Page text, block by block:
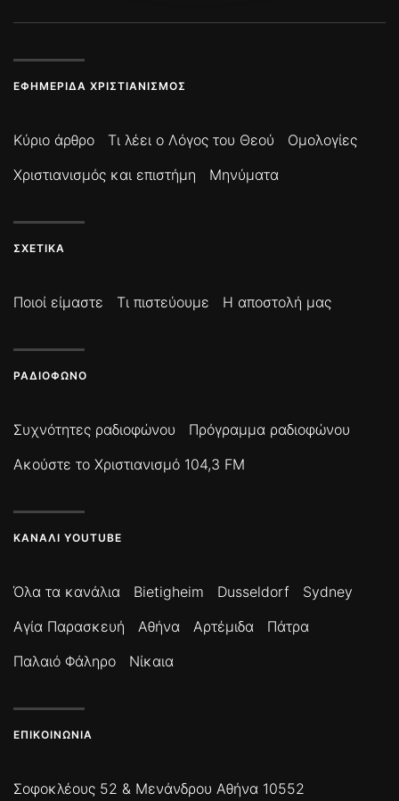
ΕΦΗΜΕΡΊΔΑ ΧΡΙΣΤΙΑΝΙΣΜΌΣ
Κύριο άρθρο Τι λέει ο Λόγος του Θεού
Ομολογίες
Χριστιανισμός και επιστήμη
Μηνύματα
ΣΧΕΤΙΚΆ
Ποιοί είμαστε Τι πιστεύουμε Η αποστολή μας
ΡΑΔΙΌΦΩΝΟ
Συχνότητες ραδιοφώνου
Πρόγραμμα ραδιοφώνου
Ακούστε το Χριστιανισμό 104,3 FM
ΚΑΝΆΛΙ YOUTUBE
Όλα τα κανάλια Bietigheim Dusseldorf
Sydney
Αγία Παρασκευή
Αθήνα Αρτέμιδα
Πάτρα
Παλαιό Φάληρο
Νίκαια
ΕΠΙΚΟΙΝΩΝΊΑ
Σοφοκλέους 52 & Μενάνδρου Αθήνα 10552